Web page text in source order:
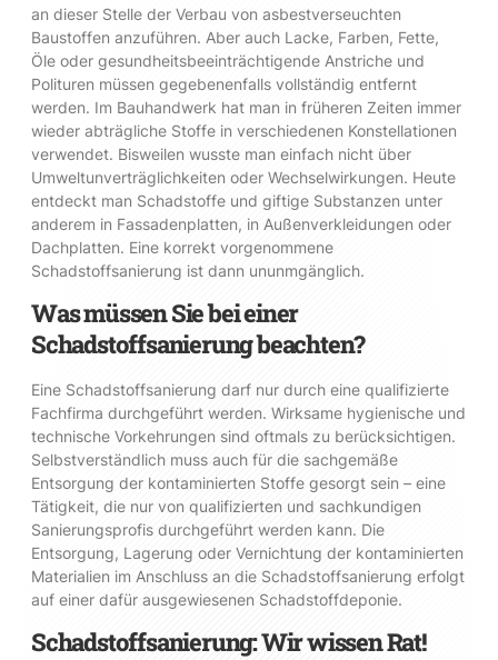
an dieser Stelle der Verbau von asbestverseuchten
Baustoffen anzuführen. Aber auch Lacke, Farben, Fette,
Öle oder gesundheitsbeeinträchtigende Anstriche und
Polituren müssen gegebenenfalls vollständig entfernt
werden. Im Bauhandwerk hat man in früheren Zeiten immer
wieder abträgliche Stoffe in verschiedenen Konstellationen
verwendet. Bisweilen wusste man einfach nicht über
Umweltunverträglichkeiten oder Wechselwirkungen. Heute
entdeckt man Schadstoffe und giftige Substanzen unter
anderem in Fassadenplatten, in Außenverkleidungen oder
Dachplatten. Eine korrekt vorgenommene
Schadstoffsanierung ist dann ununmgänglich.
Was müssen Sie bei einer
Schadstoffsanierung beachten?
Eine Schadstoffsanierung darf nur durch eine qualifizierte
Fachfirma durchgeführt werden. Wirksame hygienische und
technische Vorkehrungen sind oftmals zu berücksichtigen.
Selbstverständlich muss auch für die sachgemäße
Entsorgung der kontaminierten Stoffe gesorgt sein – eine
Tätigkeit, die nur von qualifizierten und sachkundigen
Sanierungsprofis durchgeführt werden kann. Die
Entsorgung, Lagerung oder Vernichtung der kontaminierten
Materialien im Anschluss an die Schadstoffsanierung erfolgt
auf einer dafür ausgewiesenen Schadstoffdeponie.
Schadstoffsanierung: Wir wissen Rat!